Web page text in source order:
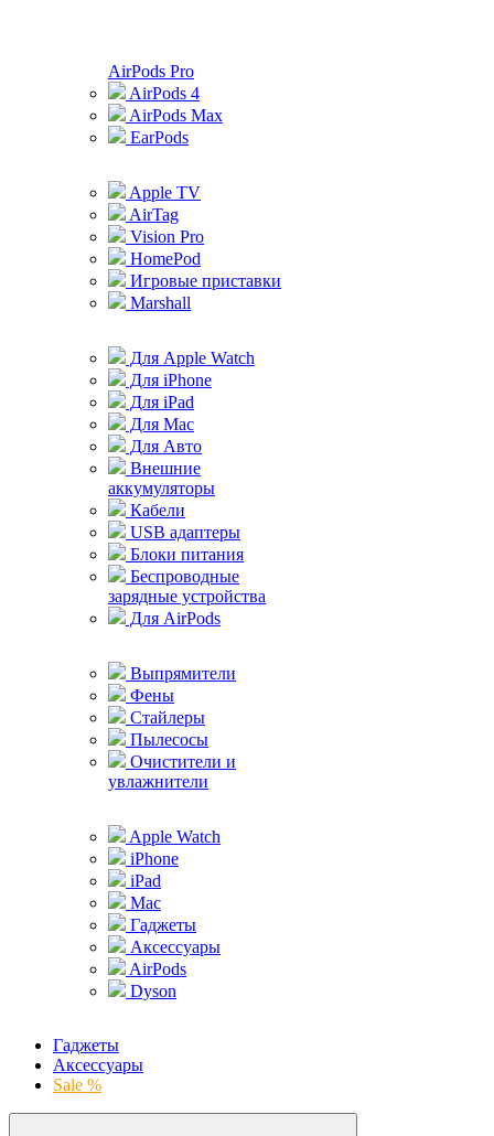
AirPods Pro
AirPods 4
AirPods Max
EarPods
Apple TV
AirTag
Vision Pro
HomePod
Игровые приставки
Marshall
Для Apple Watch
Для iPhone
Для iPad
Для Mac
Для Авто
Внешние
аккумуляторы
Кабели
USB адаптеры
Блоки питания
Беспроводные
зарядные устройства
Для AirPods
Выпрямители
Фены
Стайлеры
Пылесосы
Очистители и
увлажнители
Apple Watch
iPhone
iPad
Mac
Гаджеты
Аксессуары
AirPods
Dyson
Гаджеты
Аксессуары
Sale %